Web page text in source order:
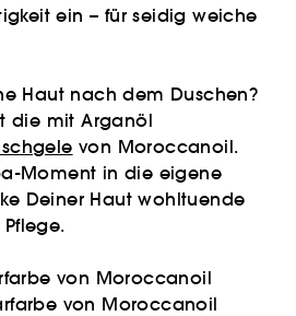
ein – für seidig weiche
Haut nach dem Duschen?
die mit Arganöl
von Moroccanoil.
Moment in die eigene
Deiner Haut wohltuende
von Moroccanoil
von Moroccanoil